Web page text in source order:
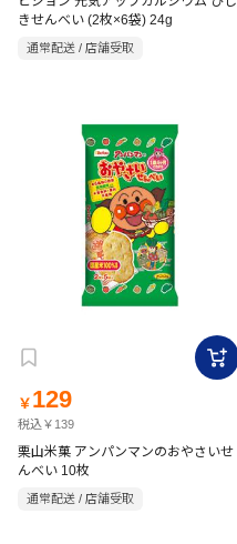
きせんべい (2枚×6袋) 24g
通常配送 / 店舗受取
￥ 129
税込￥139
栗山米菓 アンパンマンのおやさいせ
んべい 10枚
通常配送 / 店舗受取